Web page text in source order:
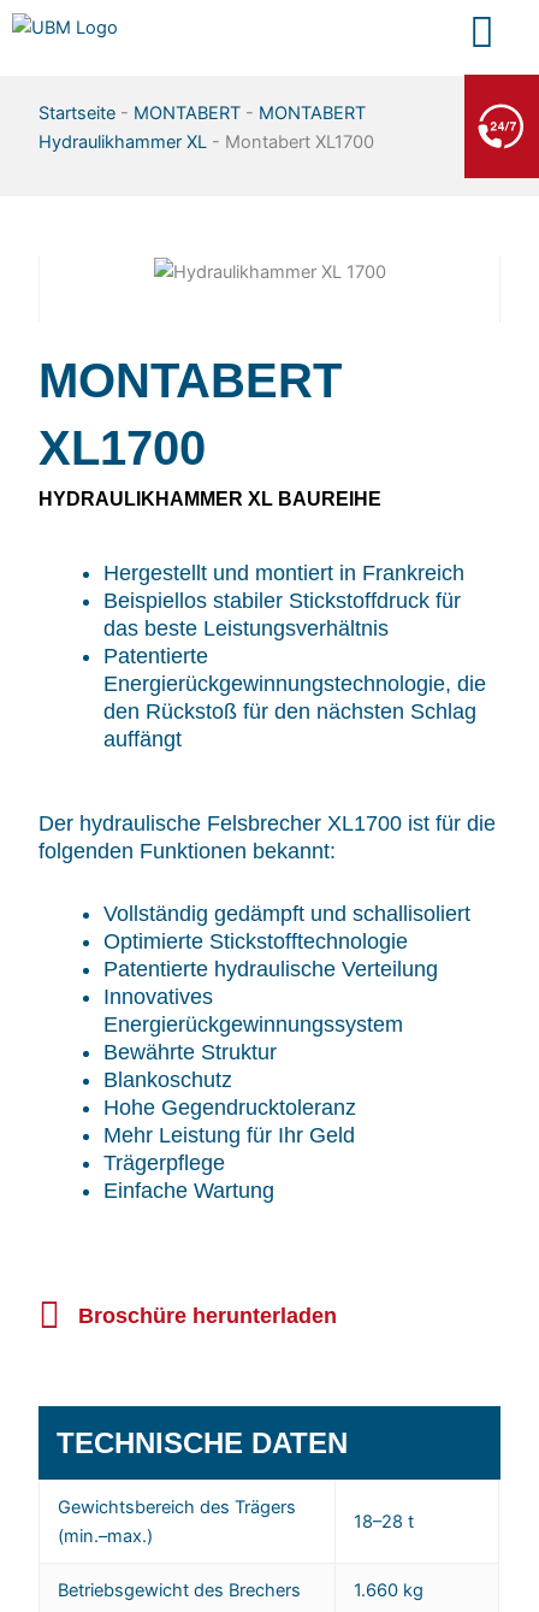
Zum
Inhalt
+49 7552 93665 13
Kein PKW-Service
Startseite - MONTABERT - MONTABERT
Hydraulikhammer XL - Montabert XL1700
MONTABERT
XL1700
HYDRAULIKHAMMER XL BAUREIHE
Hergestellt und montiert in Frankreich
Beispiellos stabiler Stickstoffdruck für
das beste Leistungsverhältnis
Patentierte
Energierückgewinnungstechnologie, die
den Rückstoß für den nächsten Schlag
auffängt
Der hydraulische Felsbrecher XL1700 ist für die
folgenden Funktionen bekannt:
Vollständig gedämpft und schallisoliert
Optimierte Stickstofftechnologie
Patentierte hydraulische Verteilung
Innovatives
Energierückgewinnungssystem
Bewährte Struktur
Blankoschutz
Hohe Gegendrucktoleranz
Mehr Leistung für Ihr Geld
Trägerpflege
Einfache Wartung
Broschüre herunterladen
TECHNISCHE DATEN
Gewichtsbereich des Trägers
(min.–max.)
18–28 t
Betriebsgewicht des Brechers 1.660 kg